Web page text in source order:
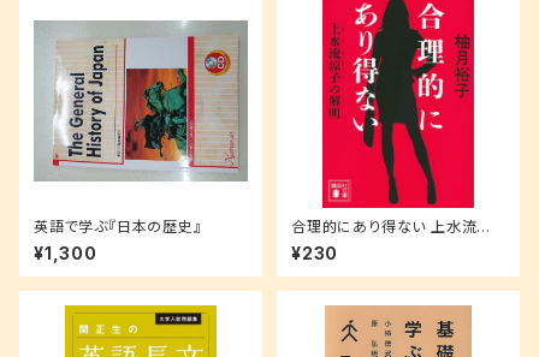
英語で学ぶ『日本の歴史』
¥1,300
合理的にあり得ない 上水流涼
子の解明 (講談社文庫 ゆ 9-1)
¥230